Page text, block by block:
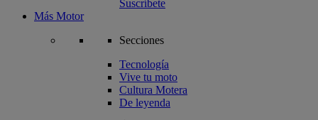
Suscríbete
Más Motor
Secciones
Tecnología
Vive tu moto
Cultura Motera
De leyenda